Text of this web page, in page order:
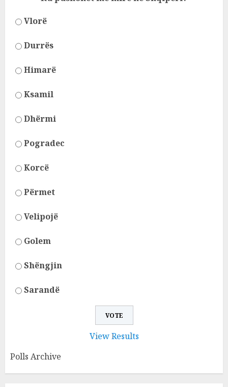
Vlorë
Durrës
Himarë
Ksamil
Dhërmi
Pogradec
Korcë
Përmet
Velipojë
Golem
Shëngjin
Sarandë
View Results
Polls Archive